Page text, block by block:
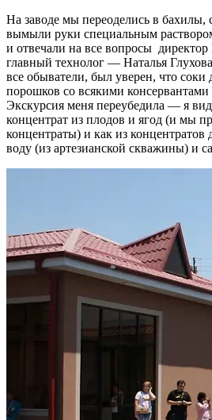
На заводе мы переоделись в бахилы,
вымыли руки специальным
и отвечали на все вопросы
главный технолог — Наталья
все обыватели, был уверен, что
порошков со всякими консервантами
Экскурсия меня переубедила — я
концентрат из плодов и ягод (и мы
концентраты) и как из концентратов
воду (из артезианской скважины) и